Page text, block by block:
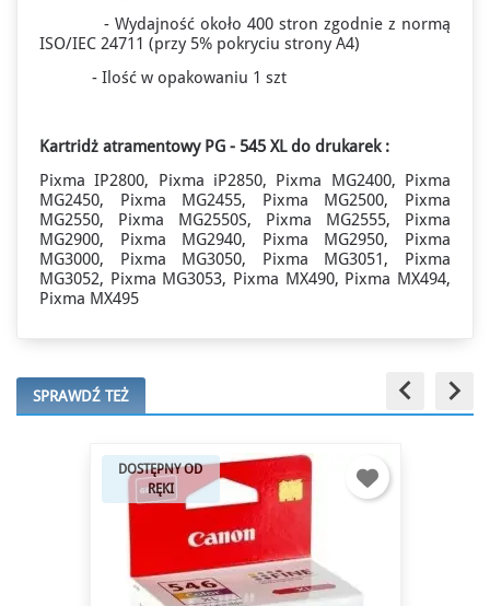
Do końca promocji: 4h 30m 37s
- Wydajność około 400 stron zgodnie z normą
ISO/IEC 24711 (przy 5% pokryciu strony A4)
- Ilość w opakowaniu 1 szt
Kartridż atramentowy PG - 545 XL do drukarek :
Pixma IP2800, Pixma iP2850, Pixma MG2400, Pixma
MG2450, Pixma MG2455, Pixma MG2500, Pixma
MG2550, Pixma MG2550S, Pixma MG2555, Pixma
MG2900, Pixma MG2940, Pixma MG2950, Pixma
MG3000, Pixma MG3050, Pixma MG3051, Pixma
MG3052, Pixma MG3053, Pixma MX490, Pixma MX494,
Pixma MX495
SPRAWDŹ TEŻ keyboard_arrow_left
DOSTĘPNY OD
RĘKI
keyboard_arrow_right